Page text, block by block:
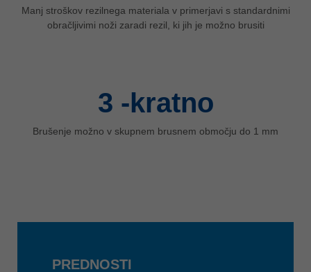
Manj stroškov rezilnega materiala v primerjavi s standardnimi
obračljivimi noži zaradi rezil, ki jih je možno brusiti
3 -kratno
Brušenje možno v skupnem brusnem območju do 1 mm
PREDNOSTI